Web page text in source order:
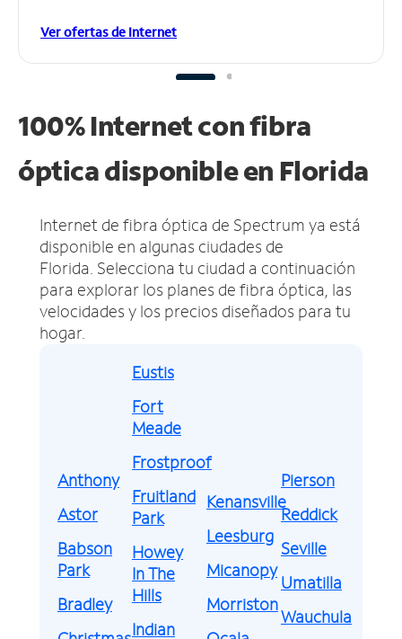
Ver ofertas de Internet
100% Internet con fibra
óptica disponible en Florida
Internet de fibra óptica de Spectrum ya está
disponible en algunas ciudades de
Florida. Selecciona tu ciudad a continuación
para explorar los planes de fibra óptica, las
velocidades y los precios diseñados para tu
hogar.
Anthony
Astor
Babson
Park
Bradley
Eustis
Fort
Meade
Frostproof
Fruitland
Park
Howey
In The
Hills
Indian
Kenansville
Leesburg
Micanopy
Morriston
Pierson
Reddick
Seville
Umatilla
Wauchula